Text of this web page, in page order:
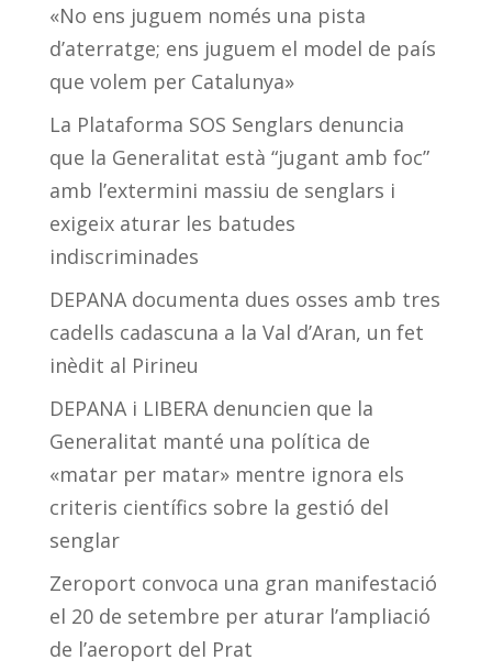
«No ens juguem només una pista
d’aterratge; ens juguem el model de país
que volem per Catalunya»
La Plataforma SOS Senglars denuncia
que la Generalitat està “jugant amb foc”
amb l’extermini massiu de senglars i
exigeix aturar les batudes
indiscriminades
DEPANA documenta dues osses amb tres
cadells cadascuna a la Val d’Aran, un fet
inèdit al Pirineu
DEPANA i LIBERA denuncien que la
Generalitat manté una política de
«matar per matar» mentre ignora els
criteris científics sobre la gestió del
senglar
Zeroport convoca una gran manifestació
el 20 de setembre per aturar l’ampliació
de l’aeroport del Prat